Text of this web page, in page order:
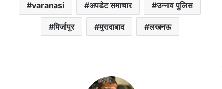
varanasi अपडेट समाचार उन्नाव पुलिस
मिर्जापुर मुरादाबाद लखनऊ